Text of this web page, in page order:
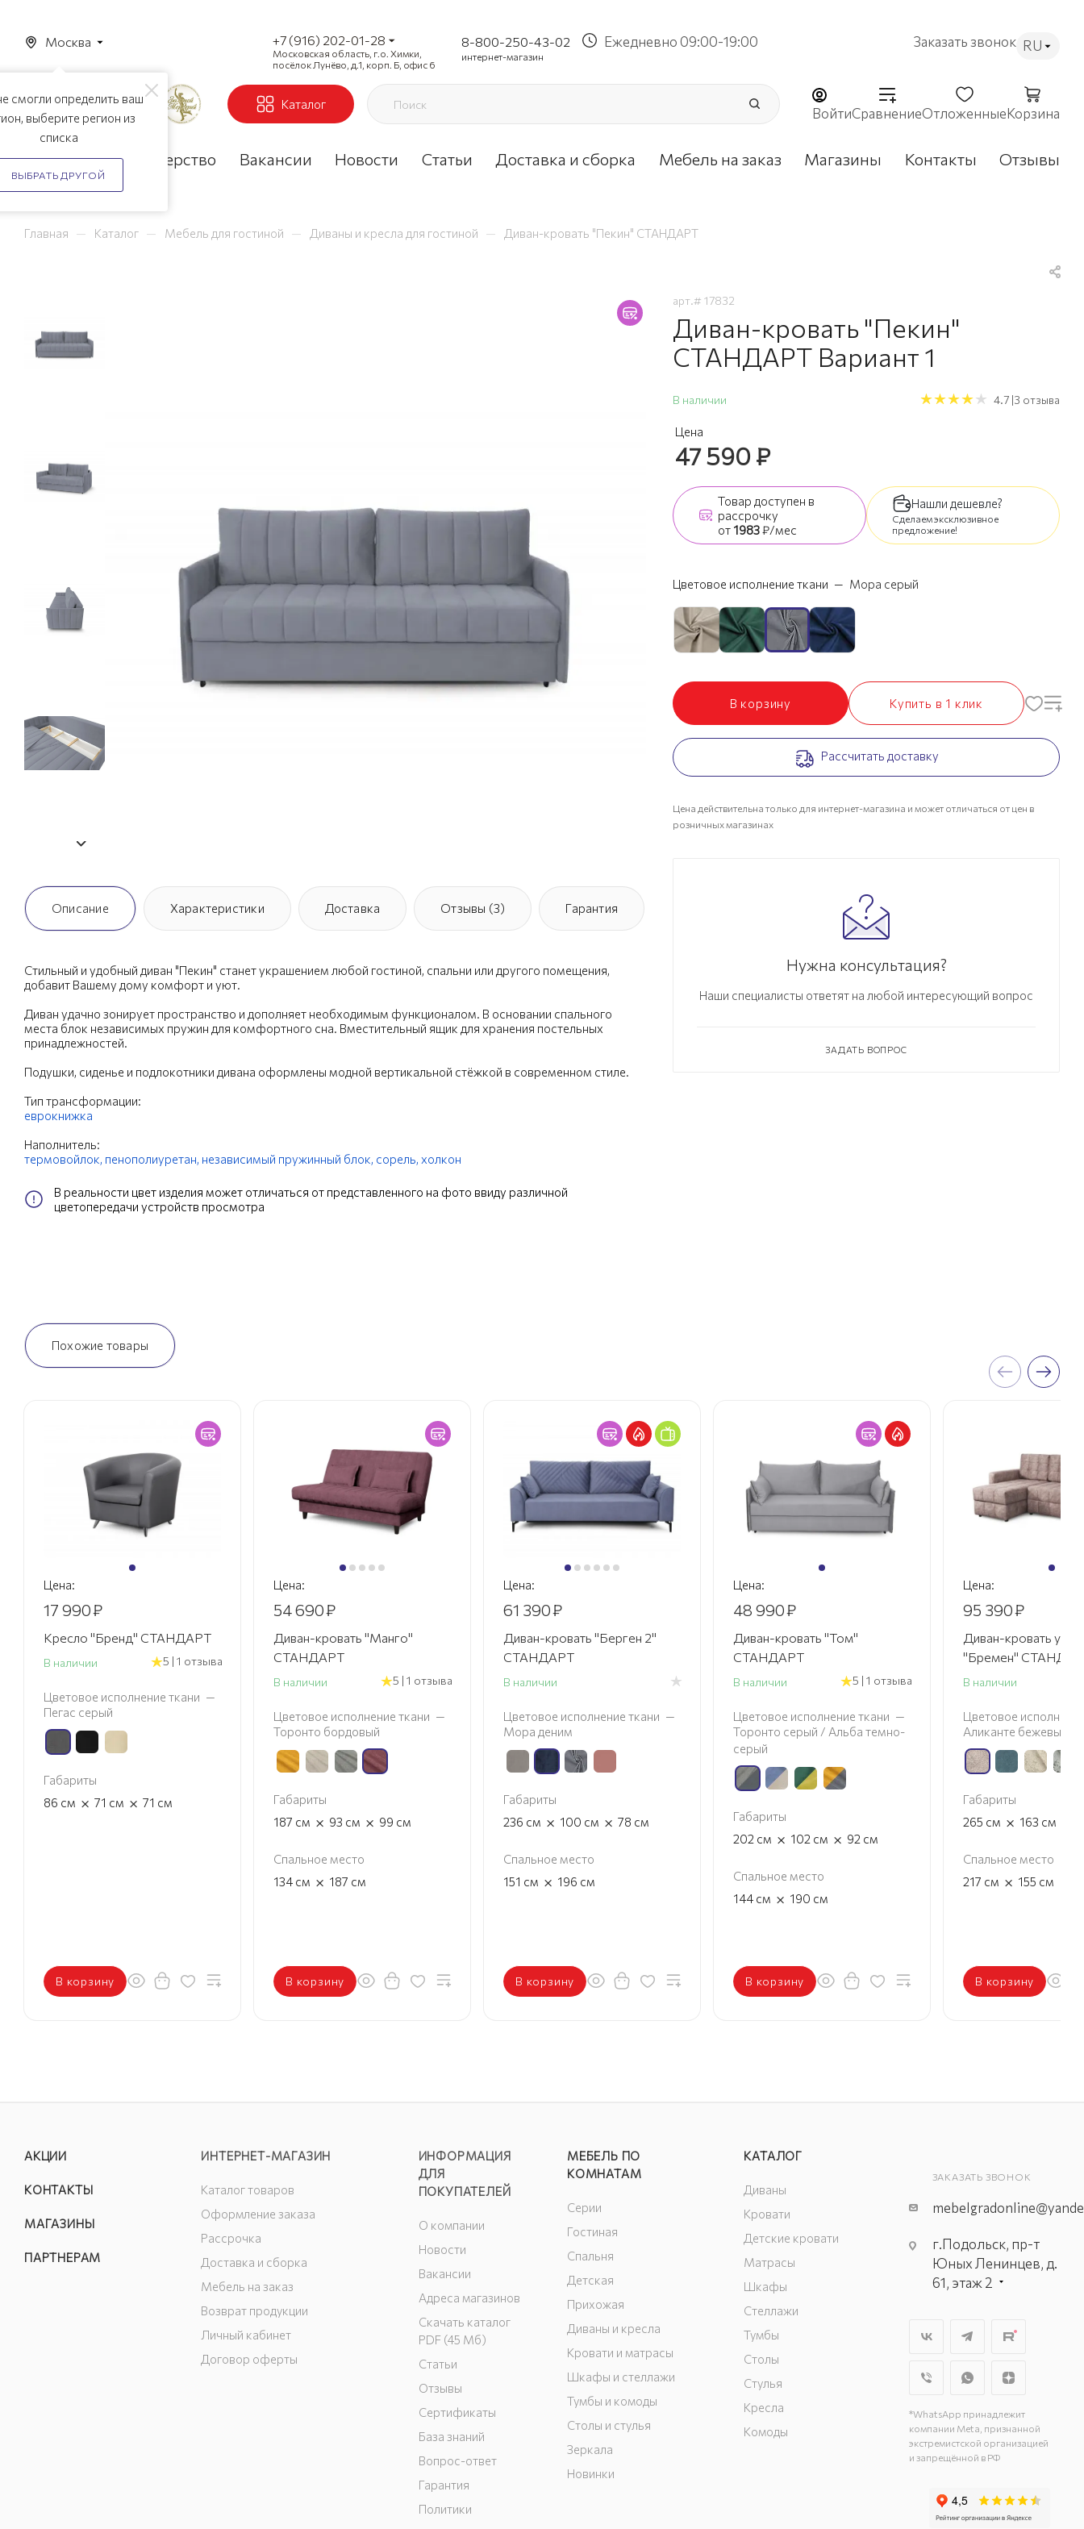
Москва
смогли определить ваш
выберите регион из
списка
ВЫБРАТЬ ДРУГОЙ
+7 (916) 202-01-28
Московская область, г.о. Химки,
посёлок Лунёво, д.1, корп. Б, офис 6
8-800-250-43-02
интернет-магазин
Ежедневно 09:00-19:00 Заказать звонок RU
Каталог
ВойтиСравнениеОтложенныеКорзина
Акции Партнерство Вакансии Новости Статьи Доставка и сборка Мебель на заказ Магазины Контакты Отзывы
Главная — Каталог — Мебель для гостиной — Диваны и кресла для гостиной — Диван-кровать "Пекин" СТАНДАРТ
Описание Характеристики Доставка Отзывы (3) Гарантия
Стильный и удобный диван "Пекин" станет украшением любой гостиной, спальни или другого помещения,
добавит Вашему дому комфорт и уют.
Диван удачно зонирует пространство и дополняет необходимым функционалом. В основании спального
места блок независимых пружин для комфортного сна. Вместительный ящик для хранения постельных
принадлежностей.
Подушки, сиденье и подлокотники дивана оформлены модной вертикальной стёжкой в современном стиле.
Тип трансформации:
еврокнижка
Наполнитель:
термовойлок, пенополиуретан, независимый пружинный блок, сорель, холкон
В реальности цвет изделия может отличаться от представленного на фото ввиду различной
цветопередачи устройств просмотра
арт.# 17832
Диван-кровать "Пекин"
СТАНДАРТ Вариант 1
В наличии 4.7 |3 отзыва
Цена
47 590₽
Товар доступен в
рассрочку
от 1983₽/мес
Нашли дешевле?
Сделаем эксклюзивное
предложение!
Цветовое исполнение ткани — Мора серый
В корзину Купить в 1 клик
Рассчитать доставку
Цена действительна только для интернет-магазина и может отличаться от цен в
розничных магазинах
Нужна консультация?
Наши специалисты ответят на любой интересующий вопрос
ЗАДАТЬ ВОПРОС
Похожие товары
Цена:
17 990₽
Кресло "Бренд" СТАНДАРТ
В наличии 5 | 1 отзыва
Цветовое исполнение ткани —
Пегас серый
Габариты
86 см × 71 см × 71 см
В корзину
Цена:
54 690₽
Диван-кровать "Манго"
СТАНДАРТ
В наличии 5 | 1 отзыва
Цветовое исполнение ткани —
Торонто бордовый
Габариты
187 см × 93 см × 99 см
Спальное место
134 см × 187 см
В корзину
Цена:
61 390₽
Диван-кровать "Берген 2"
СТАНДАРТ
В наличии
Цветовое исполнение ткани —
Мора деним
Габариты
236 см × 100 см × 78 см
Спальное место
151 см × 196 см
В корзину
Цена:
48 990₽
Диван-кровать "Том"
СТАНДАРТ
В наличии 5 | 1 отзыва
Цветовое исполнение ткани —
Торонто серый / Альба темно-
серый
Габариты
202 см × 102 см × 92 см
Спальное место
144 см × 190 см
В корзину
Цена:
95 390₽
Диван-кровать
"Бремен"
В наличии
Цветовое
Аликанте бежевый
Габариты
265 см × 163 см
Спальное место
217 см × 155 см
В корзину
АКЦИИ
КОНТАКТЫ
МАГАЗИНЫ
ПАРТНЕРАМ
ИНТЕРНЕТ-МАГАЗИН
Каталог товаров
Оформление заказа
Рассрочка
Доставка и сборка
Мебель на заказ
Возврат продукции
Личный кабинет
Договор оферты
ИНФОРМАЦИЯ
ДЛЯ
ПОКУПАТЕЛЕЙ
О компании
Новости
Вакансии
Адреса магазинов
Скачать каталог
PDF (45 Мб)
Статьи
Отзывы
Сертификаты
База знаний
Вопрос-ответ
Гарантия
Политики
МЕБЕЛЬ ПО
КОМНАТАМ
Серии
Гостиная
Спальня
Детская
Прихожая
Диваны и кресла
Кровати и матрасы
Шкафы и стеллажи
Тумбы и комоды
Столы и стулья
Зеркала
Новинки
КАТАЛОГ
Диваны
Кровати
Детские кровати
Матрасы
Шкафы
Стеллажи
Тумбы
Столы
Стулья
Кресла
Комоды
ЗАКАЗАТЬ ЗВОНОК
г.Подольск, пр-т
Юных Ленинцев, д.
61, этаж 2
29, стр.1, 2 этаж,
г. Подольск, ул.
г. Подольск, ул.
Загородная, д. 1
*WhatsApp принадлежит
компании Meta, признанной
экстремистской организацией
и запрещённой в РФ